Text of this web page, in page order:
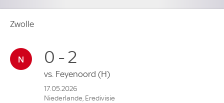
Zwolle
0 - 2
vs. Feyenoord (H)
17.05.2026
Niederlande, Eredivisie